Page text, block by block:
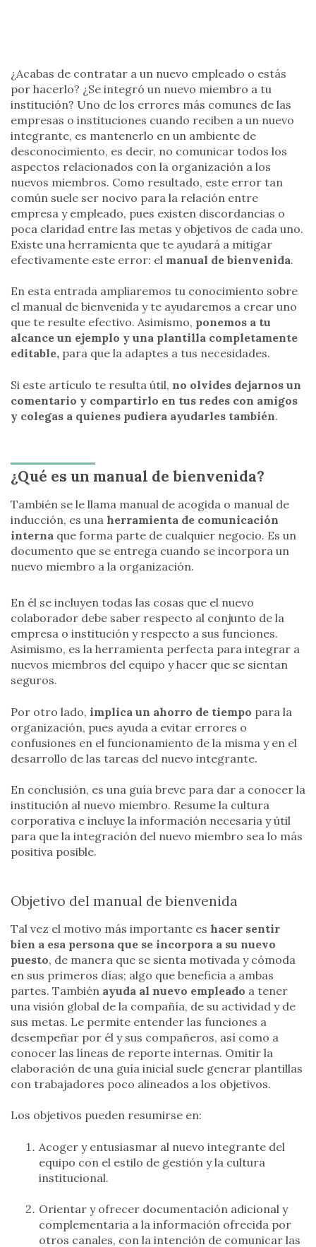
¿Acabas de contratar a un nuevo empleado o estás
por hacerlo? ¿Se integró un nuevo miembro a tu
institución? Uno de los errores más comunes de las
empresas o instituciones cuando reciben a un nuevo
integrante, es mantenerlo en un ambiente de
desconocimiento, es decir, no comunicar todos los
aspectos relacionados con la organización a los
nuevos miembros. Como resultado, este error tan
común suele ser nocivo para la relación entre
empresa y empleado, pues existen discordancias o
poca claridad entre las metas y objetivos de cada uno.
Existe una herramienta que te ayudará a mitigar
efectivamente este error: el manual de bienvenida.
En esta entrada ampliaremos tu conocimiento sobre
el manual de bienvenida y te ayudaremos a crear uno
que te resulte efectivo. Asimismo, ponemos a tu
alcance un ejemplo y una plantilla completamente
editable, para que la adaptes a tus necesidades.
Si este artículo te resulta útil, no olvides dejarnos un
comentario y compartirlo en tus redes con amigos
y colegas a quienes pudiera ayudarles también.
¿Qué es un manual de bienvenida?
También se le llama manual de acogida o manual de
inducción, es una herramienta de comunicación
interna que forma parte de cualquier negocio. Es un
documento que se entrega cuando se incorpora un
nuevo miembro a la organización.
En él se incluyen todas las cosas que el nuevo
colaborador debe saber respecto al conjunto de la
empresa o institución y respecto a sus funciones.
Asimismo, es la herramienta perfecta para integrar a
nuevos miembros del equipo y hacer que se sientan
seguros.
Por otro lado, implica un ahorro de tiempo para la
organización, pues ayuda a evitar errores o
confusiones en el funcionamiento de la misma y en el
desarrollo de las tareas del nuevo integrante.
En conclusión, es una guía breve para dar a conocer la
institución al nuevo miembro. Resume la cultura
corporativa e incluye la información necesaria y útil
para que la integración del nuevo miembro sea lo más
positiva posible.
Objetivo del manual de bienvenida
Tal vez el motivo más importante es hacer sentir
bien a esa persona que se incorpora a su nuevo
puesto, de manera que se sienta motivada y cómoda
en sus primeros días; algo que beneficia a ambas
partes. También ayuda al nuevo empleado a tener
una visión global de la compañía, de su actividad y de
sus metas. Le permite entender las funciones a
desempeñar por él y sus compañeros, así como a
conocer las líneas de reporte internas. Omitir la
elaboración de una guía inicial suele generar plantillas
con trabajadores poco alineados a los objetivos.
Los objetivos pueden resumirse en:
Acoger y entusiasmar al nuevo integrante del
equipo con el estilo de gestión y la cultura
institucional.
Orientar y ofrecer documentación adicional y
complementaria a la información ofrecida por
otros canales, con la intención de comunicar las